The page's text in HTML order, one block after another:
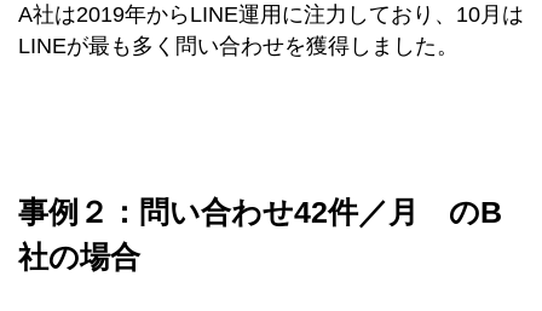
A社は2019年からLINE運用に注力しており、10月は
LINEが最も多く問い合わせを獲得しました。
事例２：問い合わせ42件／月 のB
社の場合